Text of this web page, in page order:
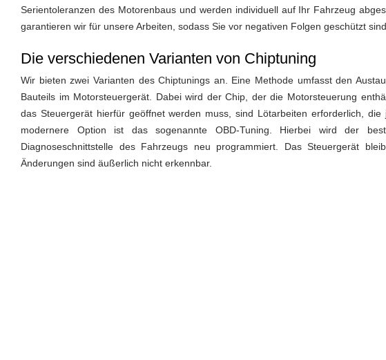
Serientoleranzen des Motorenbaus und werden individuell auf Ihr Fahrzeug
garantieren wir für unsere Arbeiten, sodass Sie vor negativen Folgen geschützt sind.
Die verschiedenen Varianten von Chiptuning
Wir bieten zwei Varianten des Chiptunings an. Eine Methode umfasst den
Bauteils im Motorsteuergerät. Dabei wird der Chip, der die Motorsteuerung
das Steuergerät hierfür geöffnet werden muss, sind Lötarbeiten erforderlich, die
modernere Option ist das sogenannte OBD-Tuning. Hierbei wird der
Diagnoseschnittstelle des Fahrzeugs neu programmiert. Das Steuergerät
Änderungen sind äußerlich nicht erkennbar.